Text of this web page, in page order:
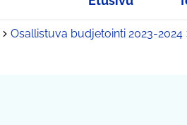
Osallistuva budjetointi 2023-2024